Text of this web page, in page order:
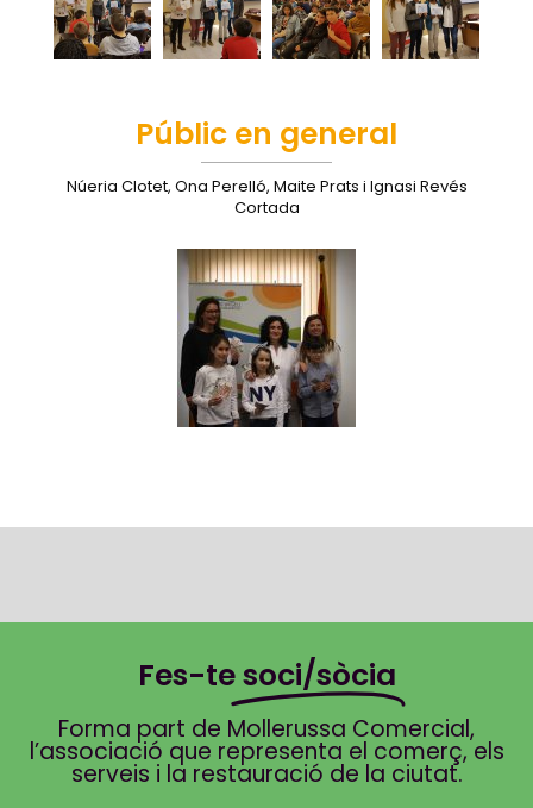
Públic en general
Núeria Clotet, Ona Perelló, Maite Prats i Ignasi Revés
Cortada
Fes-tesoci/sòcia
Forma part de Mollerussa Comercial,
l’associació que representa el comerç, els
serveis i la restauració de la ciutat.